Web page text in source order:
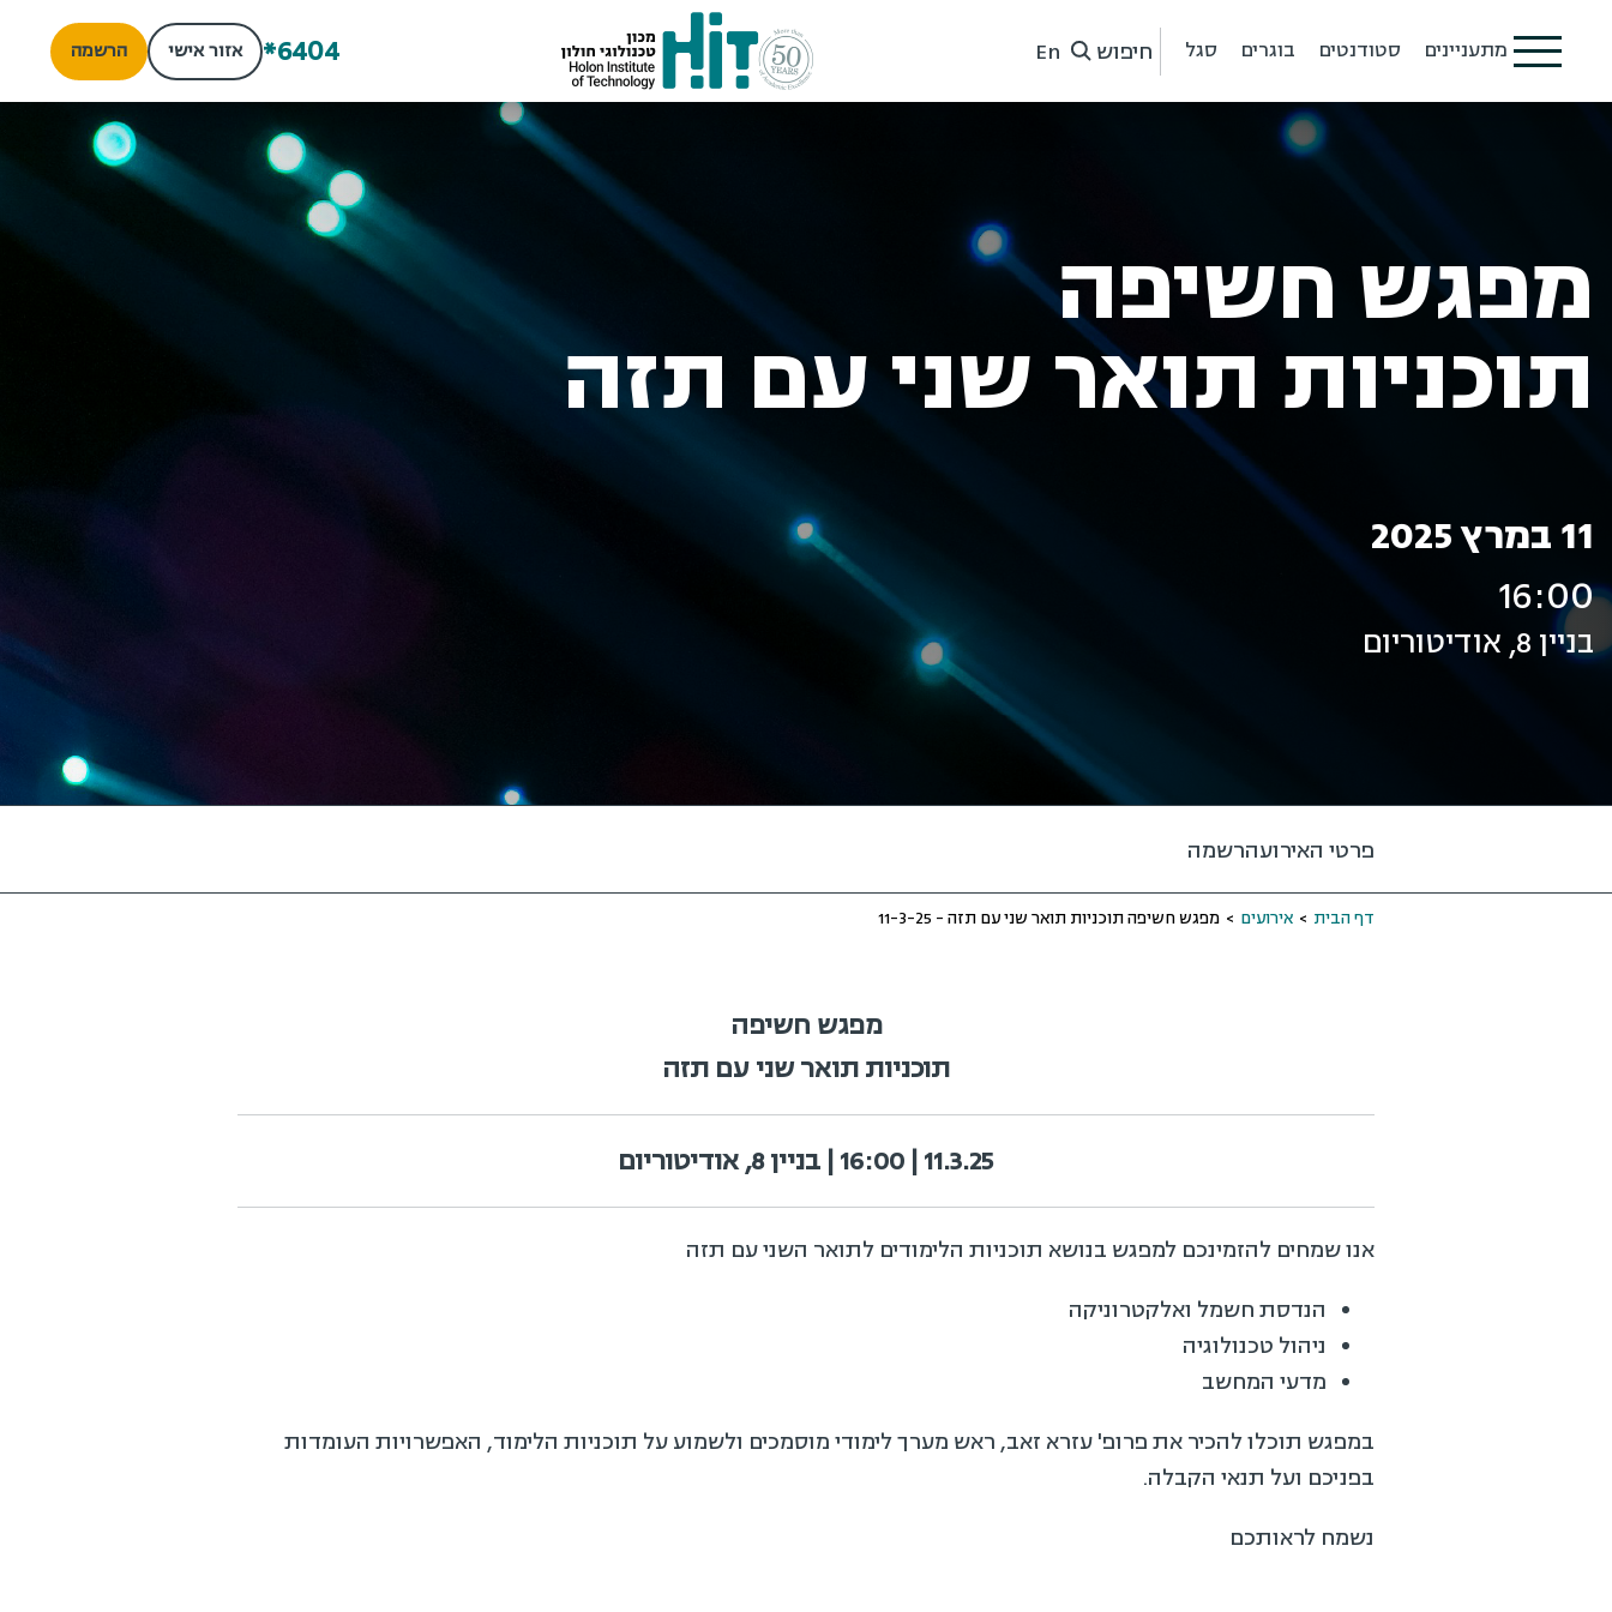
מתעניינים סטודנטים בוגרים סגל חיפוש En
*6404 אזור אישי הרשמה
מפגש חשיפה
תוכניות תואר שני עם תזה
11 במרץ 2025
16:00
בניין 8, אודיטוריום
פרטי האירועהרשמה
דף הבית > אירועים > מפגש חשיפה תוכניות תואר שני עם תזה - 11-3-25
מפגש חשיפה
תוכניות תואר שני עם תזה
11.3.25 | 16:00 | בניין 8, אודיטוריום
אנו שמחים להזמינכם למפגש בנושא תוכניות הלימודים לתואר השני עם תזה
הנדסת חשמל ואלקטרוניקה
ניהול טכנולוגיה
מדעי המחשב
במפגש תוכלו להכיר את פרופ' עזרא זאב, ראש מערך לימודי מוסמכים ולשמוע על תוכניות הלימוד, האפשרויות העומדות
בפניכם ועל תנאי הקבלה.
נשמח לראותכם